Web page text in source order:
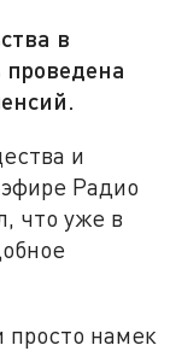
в
и
Радио
что уже в
намек